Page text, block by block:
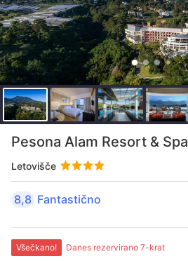
Pesona Alam Resort & Spa
Letovišče
8,8 Fantastično
Všečkano! Danes rezervirano 7-krat